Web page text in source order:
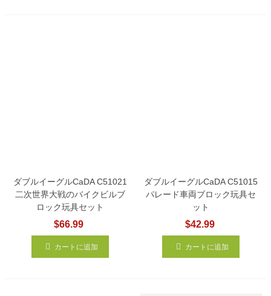
ダブルイーグルCaDA C51021
二次世界大戦のバイクビルブ
ロック玩具セット
$66.99
カートに追加
ダブルイーグルCaDA C51015
パレード車両ブロック玩具セ
ット
$42.99
カートに追加